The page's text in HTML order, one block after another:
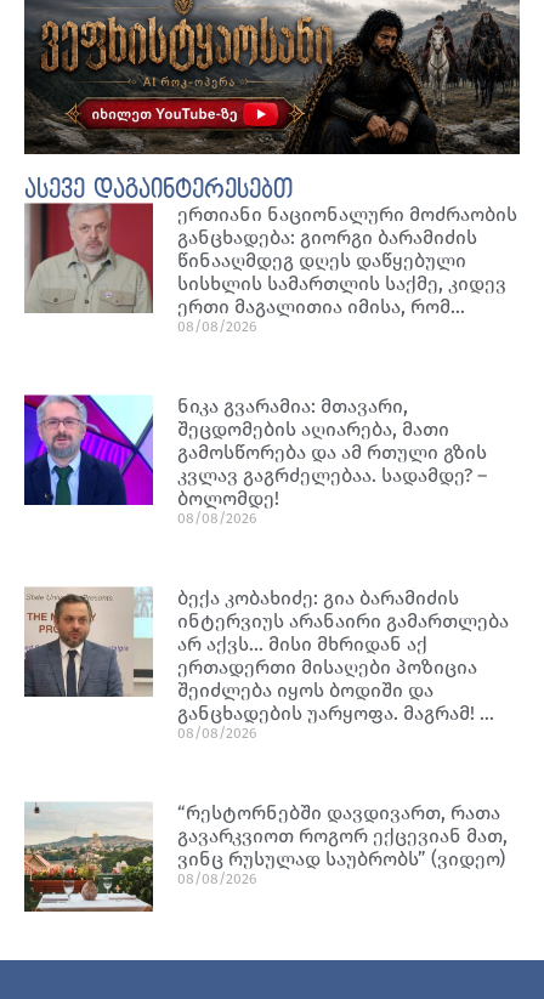
ასევე დაგაინტერესებთ
ერთიანი ნაციონალური მოძრაობის
განცხადება: გიორგი ბარამიძის
წინააღმდეგ დღეს დაწყებული
სისხლის სამართლის საქმე, კიდევ
ერთი მაგალითია იმისა, რომ…
08/08/2026
ნიკა გვარამია: მთავარი,
შეცდომების აღიარება, მათი
გამოსწორება და ამ რთული გზის
კვლავ გაგრძელებაა. სადამდე? –
ბოლომდე!
08/08/2026
ბექა კობახიძე: გია ბარამიძის
ინტერვიუს არანაირი გამართლება
არ აქვს… მისი მხრიდან აქ
ერთადერთი მისაღები პოზიცია
შეიძლება იყოს ბოდიში და
განცხადების უარყოფა. მაგრამ! …
08/08/2026
“რესტორნებში დავდივართ, რათა
გავარკვიოთ როგორ ექცევიან მათ,
ვინც რუსულად საუბრობს” (ვიდეო)
08/08/2026